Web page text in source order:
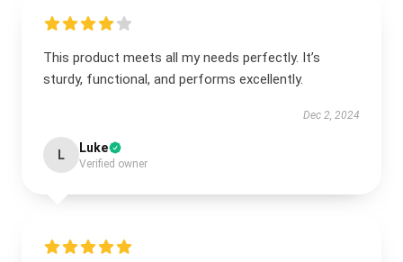
This product meets all my needs perfectly. It’s
sturdy, functional, and performs excellently.
Dec 2, 2024
L Luke
Verified owner